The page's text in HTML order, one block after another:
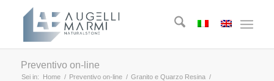
Preventivo on-line
Sei in: Home / Preventivo on-line / Granito e Quarzo Resina /